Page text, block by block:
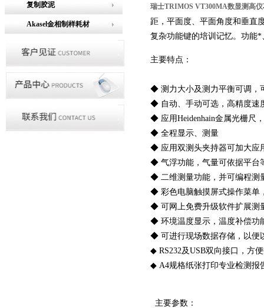
复制胶泥
Akasel金相制样耗材
瑞士TRIMOS VT300MA数显测高仪
距，平面度、平面角度和垂直
复杂功能键的培训记忆。功能
主要特点：
◆ 测力大小及测力平衡可调，
◆ 自动、手动可选，高精度速
◆ 应用Heidenhain金属光栅尺
◆ 全程显示、测量
◆ 应用双测头夹持器可加大应
◆ 气浮功能，气量可依据平台
◆ 二维测量功能，并可编程测
◆ 彩色电脑触摸屏式操作菜单
◆ 可网上免费升级软件扩展测
◆ 环境温度显示，温度补偿功
◆ 可进行现场数据存储，以便
◆ RS232及USB双向接口，方
◆ A4规格纸张打印专业检测报
主要参数：